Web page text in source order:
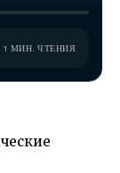
1 МИН. ЧТЕНИЯ